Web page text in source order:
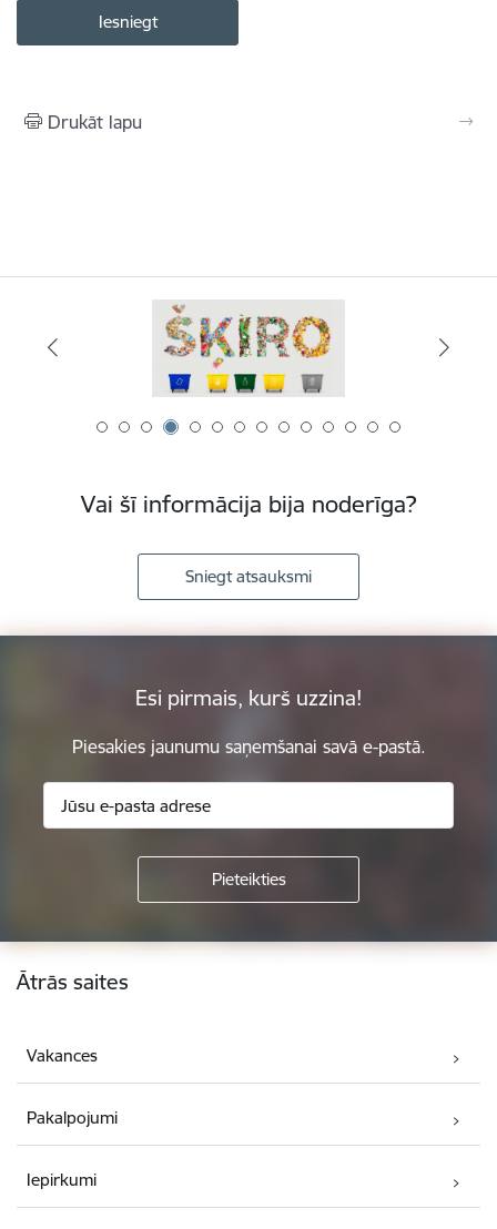
Drukāt lapu
Vai šī informācija bija noderīga?
Sniegt atsauksmi
Esi pirmais, kurš uzzina!
Piesakies jaunumu saņemšanai savā e-pastā.
Kājene
Ātrās saites
Vakances
Pakalpojumi
Iepirkumi